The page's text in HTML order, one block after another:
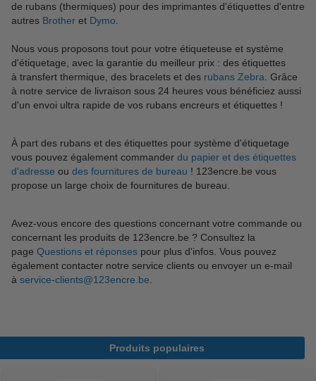
de rubans (thermiques) pour des imprimantes d'étiquettes d'entre
autres Brother et Dymo.
Nous vous proposons tout pour votre étiqueteuse et système
d'étiquetage, avec la garantie du meilleur prix : des étiquettes
à transfert thermique, des bracelets et des rubans Zebra. Grâce
à notre service de livraison sous 24 heures vous bénéficiez aussi
d'un envoi ultra rapide de vos rubans encreurs et étiquettes !
À part des rubans et des étiquettes pour système d'étiquetage
vous pouvez également commander du papier et des étiquettes
d'adresse ou des fournitures de bureau ! 123encre.be vous
propose un large choix de fournitures de bureau.
Avez-vous encore des questions concernant votre commande ou
concernant les produits de 123encre.be ? Consultez la
page Questions et réponses pour plus d'infos. Vous pouvez
également contacter notre service clients ou envoyer un e-mail
à service-clients@123encre.be.
Produits populaires